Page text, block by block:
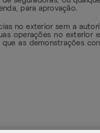
para aprovação.
no exterior sem a
operações no
as demonstrações